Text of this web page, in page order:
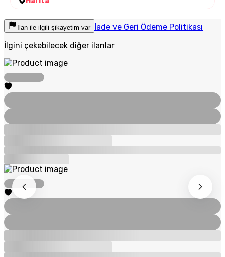
İlan ile ilgili şikayetim var İade ve Geri Ödeme Politikası
İlgini çekebilecek diğer ilanlar